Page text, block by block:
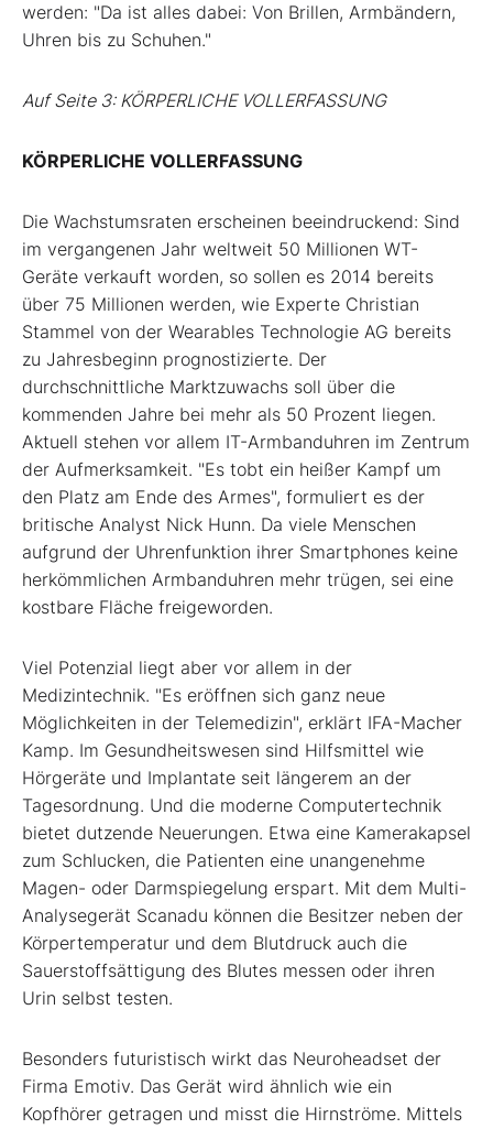
werden: "Da ist alles dabei: Von Brillen, Armbändern,
Uhren bis zu Schuhen."
Auf Seite 3: KÖRPERLICHE VOLLERFASSUNG
KÖRPERLICHE VOLLERFASSUNG
Die Wachstumsraten erscheinen beeindruckend: Sind
im vergangenen Jahr weltweit 50 Millionen WT-
Geräte verkauft worden, so sollen es 2014 bereits
über 75 Millionen werden, wie Experte Christian
Stammel von der Wearables Technologie AG bereits
zu Jahresbeginn prognostizierte. Der
durchschnittliche Marktzuwachs soll über die
kommenden Jahre bei mehr als 50 Prozent liegen.
Aktuell stehen vor allem IT-Armbanduhren im Zentrum
der Aufmerksamkeit. "Es tobt ein heißer Kampf um
den Platz am Ende des Armes", formuliert es der
britische Analyst Nick Hunn. Da viele Menschen
aufgrund der Uhrenfunktion ihrer Smartphones keine
herkömmlichen Armbanduhren mehr trügen, sei eine
kostbare Fläche freigeworden.
Viel Potenzial liegt aber vor allem in der
Medizintechnik. "Es eröffnen sich ganz neue
Möglichkeiten in der Telemedizin", erklärt IFA-Macher
Kamp. Im Gesundheitswesen sind Hilfsmittel wie
Hörgeräte und Implantate seit längerem an der
Tagesordnung. Und die moderne Computertechnik
bietet dutzende Neuerungen. Etwa eine Kamerakapsel
zum Schlucken, die Patienten eine unangenehme
Magen- oder Darmspiegelung erspart. Mit dem Multi-
Analysegerät Scanadu können die Besitzer neben der
Körpertemperatur und dem Blutdruck auch die
Sauerstoffsättigung des Blutes messen oder ihren
Urin selbst testen.
Besonders futuristisch wirkt das Neuroheadset der
Firma Emotiv. Das Gerät wird ähnlich wie ein
Kopfhörer getragen und misst die Hirnströme. Mittels